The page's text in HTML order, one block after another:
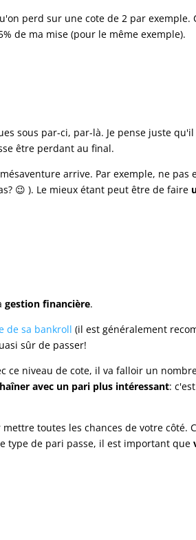
perd sur une cote de 2 par exemple.
de ma mise (pour le même exemple).
sous par-ci, par-là. Je pense juste
être perdant au final.
arrive. Par exemple, ne pas
😉 ). Le mieux étant peut être de faire
gestion financière.
de sa bankroll (il est généralement
sûr de passer!
ce niveau de cote, il va falloir un
avec un pari plus intéressant:
mettre toutes les chances de votre côté.
type de pari passe, il est important que